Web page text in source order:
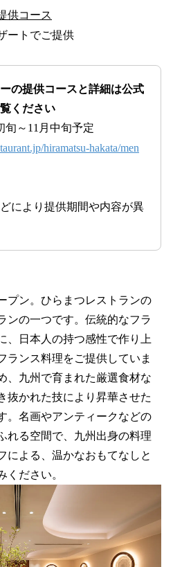
供コース
ートでご提供
の提供コースと詳細は公式
ください
旬～11月中旬予定
hiramatsu-hakata/men
により提供期間や内容が異
プン。ひらまつレストランの
ンの一つです。伝統的なフラ
、日本人の持つ感性で作り上
ランス料理をご提供していま
、九州で育まれた厳選食材な
抜かれた技により昇華させた
。名画やアンティークなどの
れる空間で、九州出身の料理
による、温かなおもてなしと
ください。